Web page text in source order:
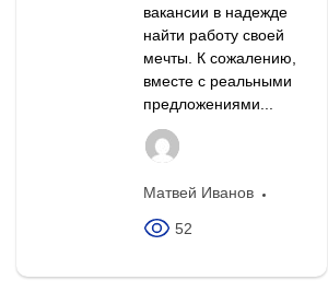
вакансии в надежде
найти работу своей
мечты. К сожалению,
вместе с реальными
предложениями...
Матвей Иванов
52